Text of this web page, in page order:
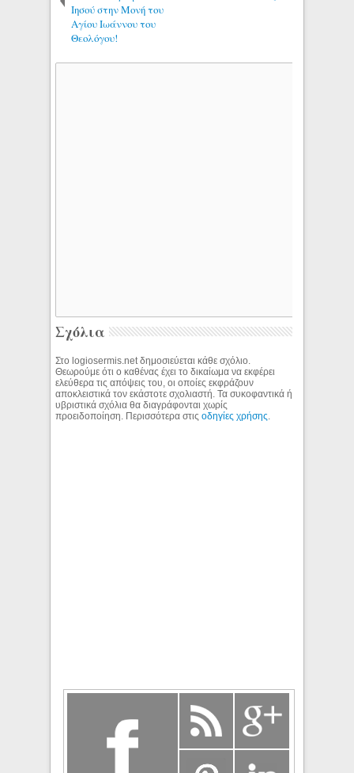
Ιησού στην Μονή του
Αγίου Ιωάννου του
Θεολόγου!
Σχόλια
Στο logiosermis.net δημοσιεύεται κάθε σχόλιο.
Θεωρούμε ότι ο καθένας έχει το δικαίωμα να εκφέρει
ελεύθερα τις απόψεις του, οι οποίες εκφράζουν
αποκλειστικά τον εκάστοτε σχολιαστή. Τα συκοφαντικά ή
υβριστικά σχόλια θα διαγράφονται χωρίς
προειδοποίηση. Περισσότερα στιςοδηγίες χρήσης